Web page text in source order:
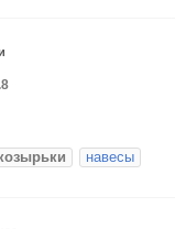
навесы